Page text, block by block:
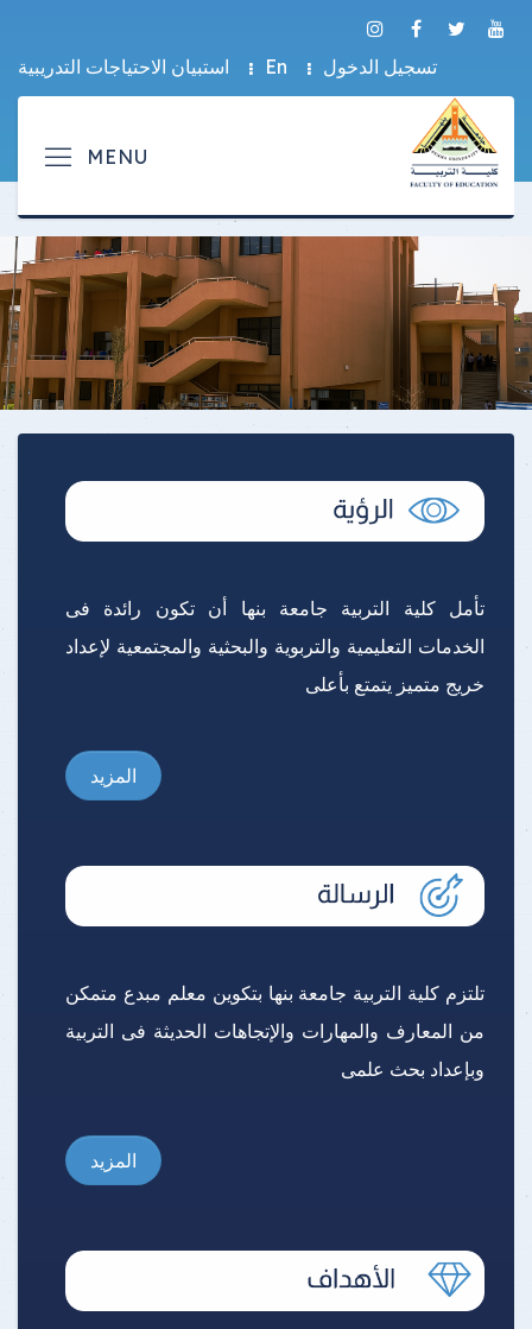
تسجيل الدخول En استبيان الاحتياجات التدريبية
تأمل كلية التربية جامعة بنها أن تكون رائدة فى
الخدمات التعليمية والتربوية والبحثية والمجتمعية لإعداد
خريج متميز يتمتع بأعلى
المزيد
تلتزم كلية التربية جامعة بنها بتكوين معلم مبدع متمكن
من المعارف والمهارات والإتجاهات الحديثة فى التربية
وبإعداد بحث علمى
المزيد